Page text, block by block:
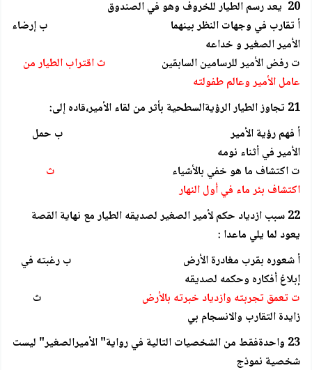
20 يعد رسم الطيار للخروف وهو في الصندوق
أ تقارب في وجهات النظر بينهما ب إرضاء
الأمير الصغير و خداعه
ت رفض الأمير للرسامين السابقين
ث اقتراب الطيار من
عامل الأمير وعالم طفولته
21 تجاوز الطيار الرؤيةالسطحية بأثر من لقاء الأمير،قاده إلى:
أ فهم رؤية الأمير ب حمل
الأمير في أثناء نومه
ت اكتشاف ما هو خفي بالأشياء
ث
اكتشاف بئر ماء في أول النهار
22 سبب ازدياد حكم لأمير الصغير لصديقه الطيار مع نهاية القصة
يعود لما يلي ماعدا :
أ شعوره بقرب مغادرة الأرض ب رغبته في
إبلاغ أفكاره وحكمه لصديقه
ت تعمق تجربته وازدياد خبرته بالأرض
ث
زايدة التقارب والانسجام بي
23 واحدةفقط من الشخصيات التالية في رواية" الأميرالصغير" ليست
شخصية نموذج